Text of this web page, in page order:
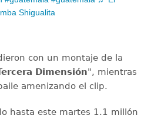
Shigualita
con un montaje de la
Dimensión", mientras
amenizando el clip.
hasta este martes 1.1 millón